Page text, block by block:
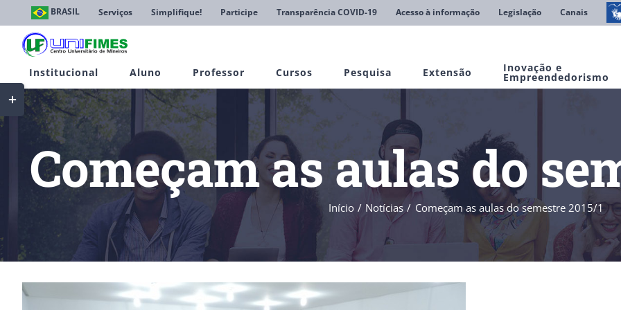
conteúdo
BRASIL Serviços Simplifique! Participe Transparência COVID-19 Acesso à informação Legislação Canais
Institucional Aluno Professor Cursos Pesquisa Extensão Inovação e
Empreendedorismo
Começam as aulas do
Início Notícias Começam as aulas do semestre 2015/1
View
Toggle
Sliding
Bar